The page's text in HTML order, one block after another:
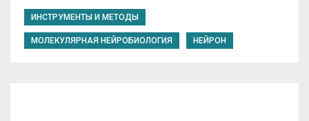
ИНСТРУМЕНТЫ И МЕТОДЫ
МОЛЕКУЛЯРНАЯ НЕЙРОБИОЛОГИЯ НЕЙРОН